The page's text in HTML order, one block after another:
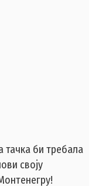
тачка би требала
своју